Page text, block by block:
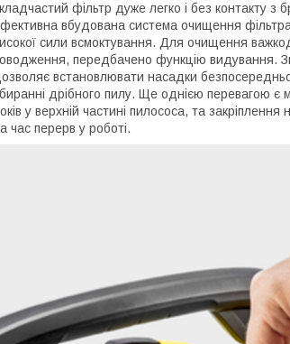
фільтр дуже легко і без контакту
вбудована система очищення
сили всмоктування. Для очищення
передбачено функцію видування.
встановлювати насадки
дрібного пилу. Ще однією перевагою є
у верхній частині пилососа, та
час перерв у роботі.